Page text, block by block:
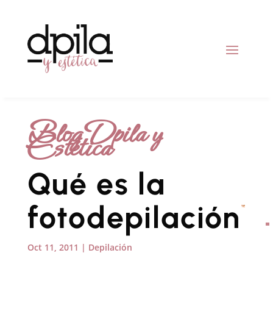
Blog Dpila y
Estética
Qué es la
fotodepilación
Oct 11, 2011 | Depilación